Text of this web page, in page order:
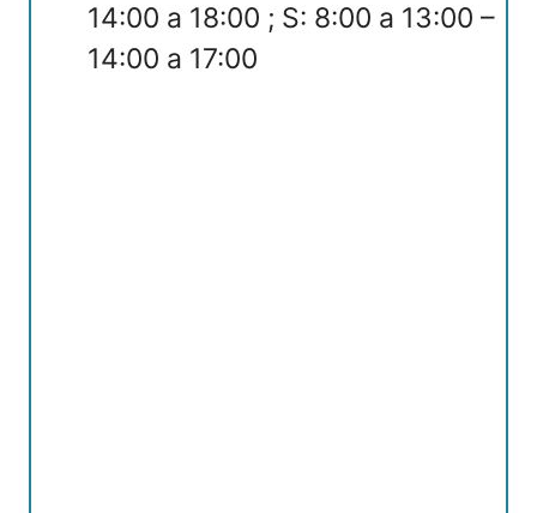
14:00 a 18:00 ; S: 8:00 a 13:00 –
14:00 a 17:00